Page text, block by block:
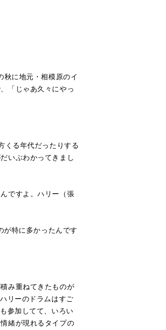
に地元・相模原のイ
「じゃあ久々にやっ
くる年代だったりする
いぶわかってきまし
ですよ。ハリー（張
特に多かったんです
み重ねてきたものが
リーのドラムはすご
参加してて、いろい
緒が現れるタイプの